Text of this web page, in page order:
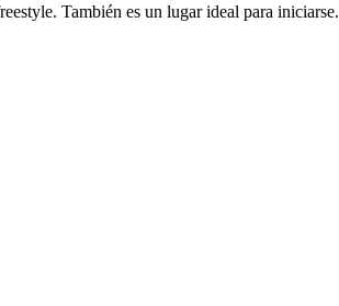
También es un lugar ideal para iniciarse.